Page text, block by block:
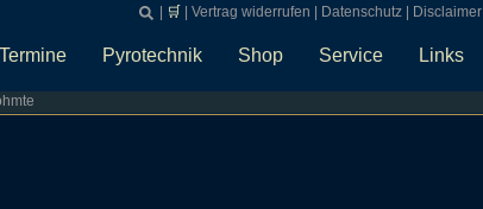
🛒 |Vertrag widerrufen Datenschutz Disclaimer
Termine Pyrotechnik Shop Service Links